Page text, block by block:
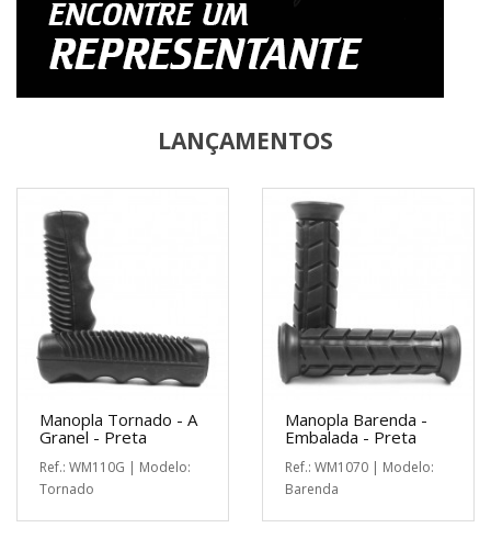
LANÇAMENTOS
Manopla Tornado - A
Granel - Preta
Ref.: WM110G | Modelo:
Tornado
Manopla Barenda -
Embalada - Preta
Ref.: WM1070 | Modelo:
Barenda